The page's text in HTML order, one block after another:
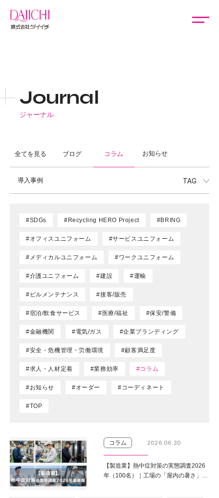
Journal
ジャーナル
全てを見る ブログ コラム お知らせ
導入事例 TAG
#SDGs #Recycling HERO Project #BRING
#オフィスユニフォーム #サービスユニフォーム
#メディカルユニフォーム #ワークユニフォーム
#介護ユニフォーム #建設 #運輸
#ビルメンテナンス #接客/販売
#宿泊/飲食サービス #医療/福祉 #保安/警備
#金融機関 #電気/ガス #企業ブランディング
#安全・危機管理・労働環境 #顧客満足度
#求人・人材定着 #業務効率 #コラム
#お知らせ #オーダー #コーディネート
#TOP
コラム 2026.06.30
【製造業】熱中症対策の実態調査2026
年（100名）｜工場の「屋内の暑さ」を